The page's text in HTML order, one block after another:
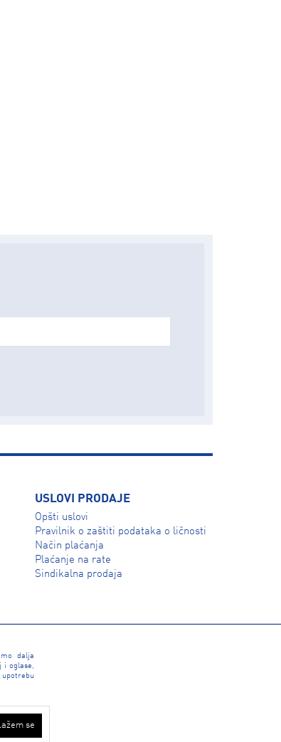
dalja
i oglase,
se
USLOVI PRODAJE
Opšti uslovi
Pravilnik o zaštiti podataka o ličnosti
Način plaćanja
Plaćanje na rate
Sindikalna prodaja
INTERSPORT 2026 created by